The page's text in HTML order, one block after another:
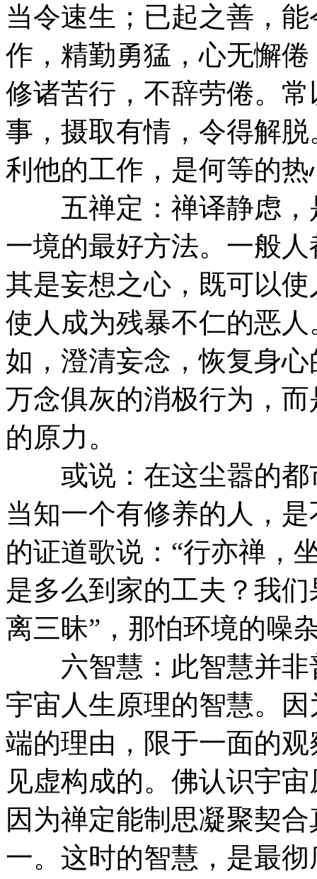
当令速生；已起之善，
作，精勤勇猛，心无懈
修诸苦行，不辞劳倦。
事，摄取有情，令得解
利他的工作，是何等的
五禅定：禅译静虑，
一境的最好方法。一般
其是妄想之心，既可以
使人成为残暴不仁的恶
如，澄清妄念，恢复身
万念俱灰的消极行为，
的原力。
或说：在这尘嚣的都
当知一个有修养的人，
的证道歌说：“行亦禅，
是多么到家的工夫？我
离三昧”，那怕环境的噪
六智慧：此智慧并非
宇宙人生原理的智慧。
端的理由，限于一面的
见虚构成的。佛认识宇
因为禅定能制思凝聚契
一。这时的智慧，是最